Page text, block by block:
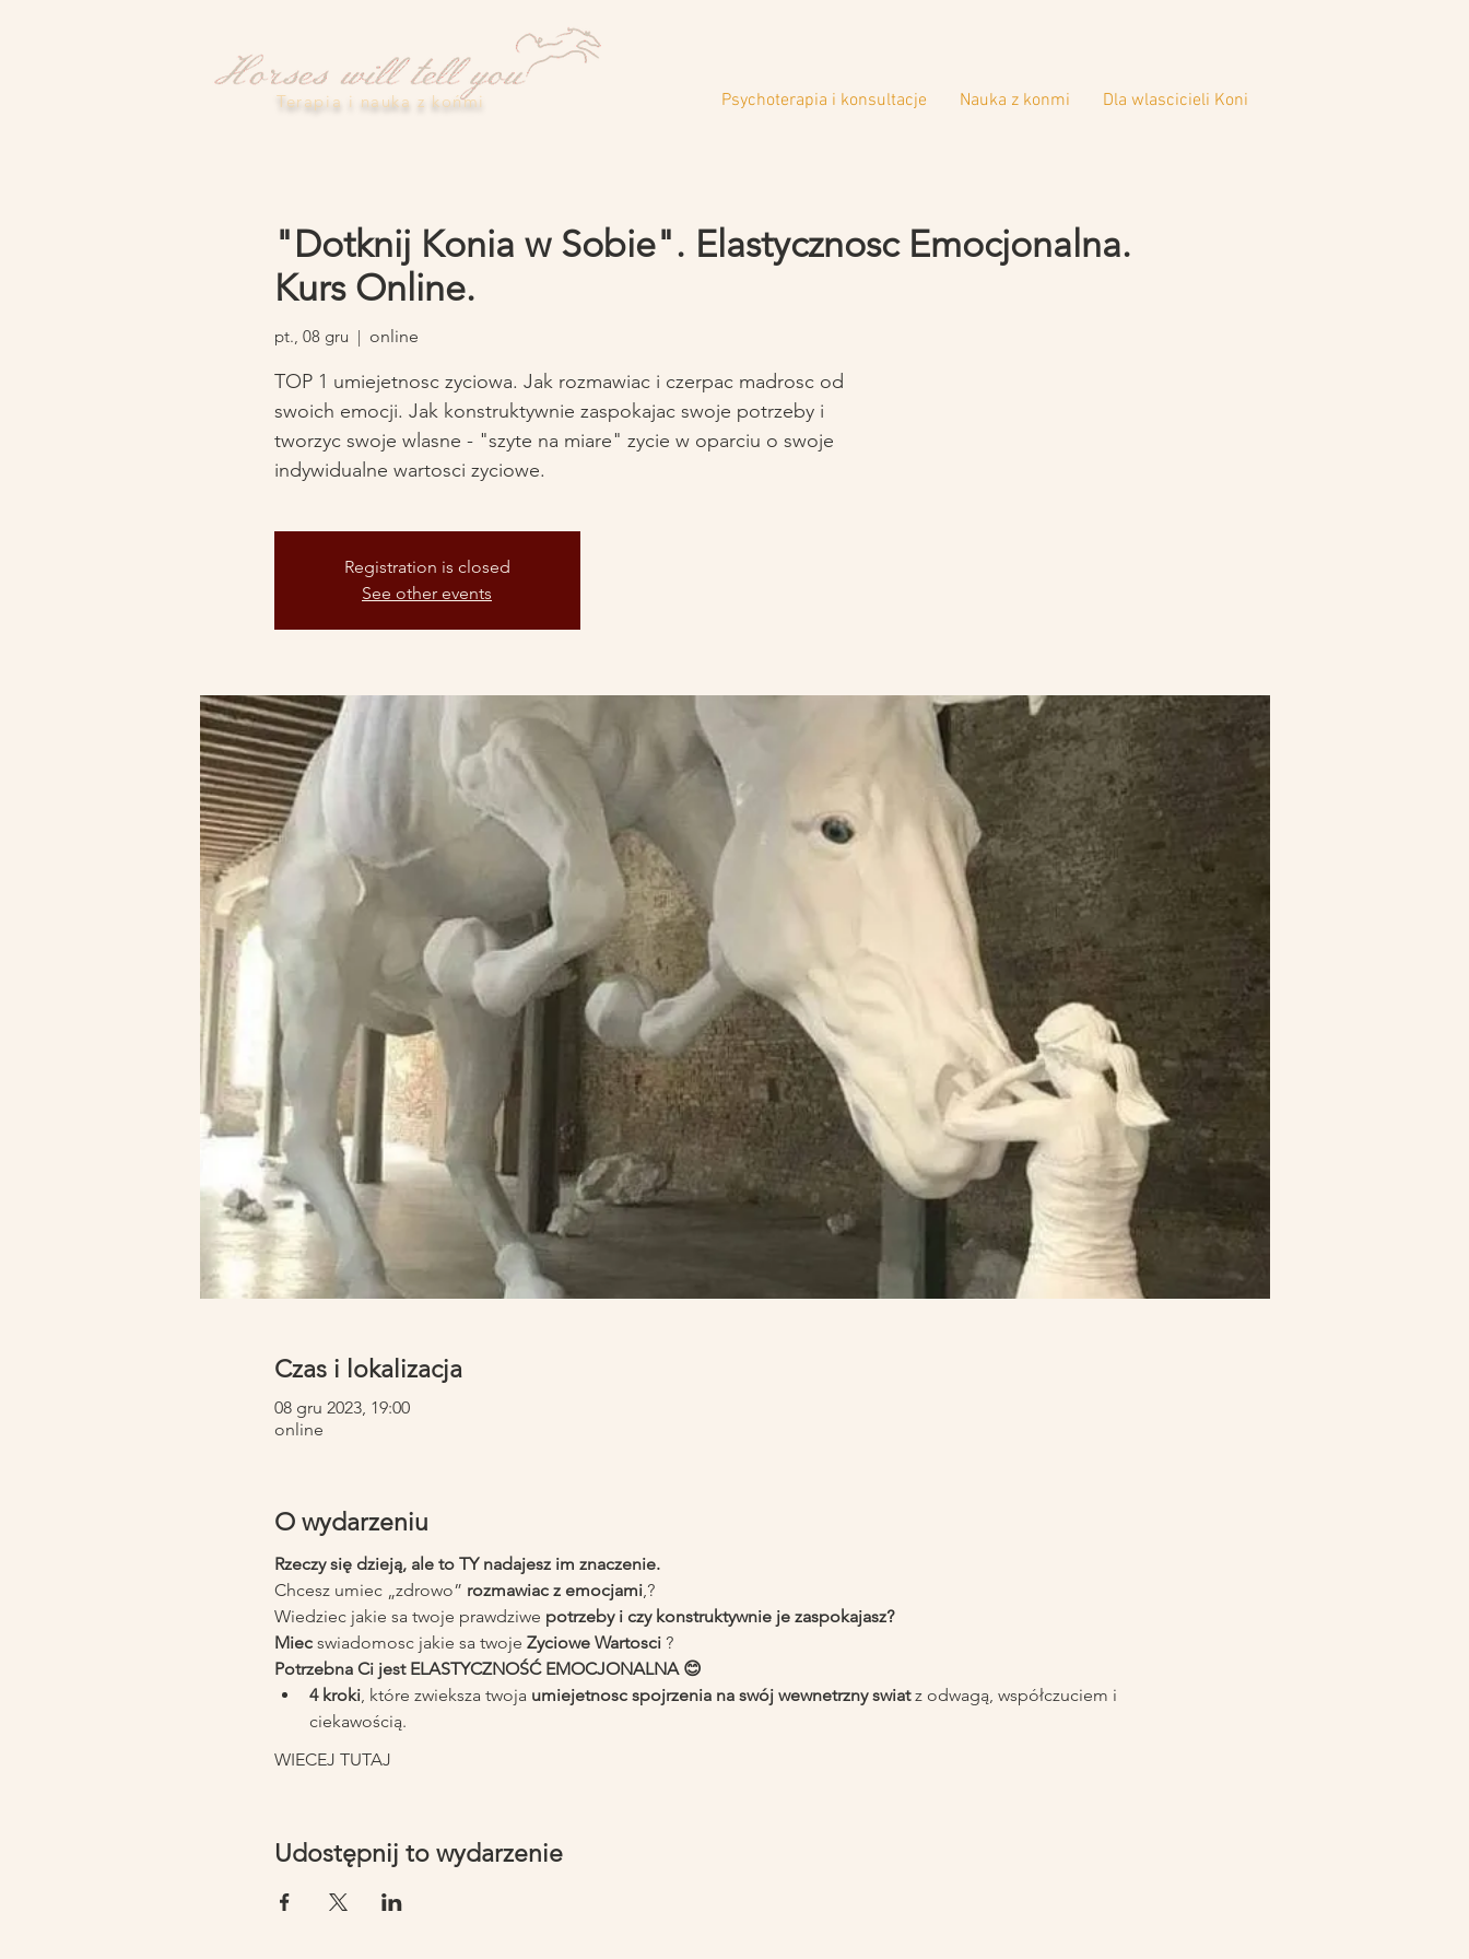
Terapia i nauka z końmi Psychoterapia i konsultacje Nauka z konmi Dla wlascicieli Koni
"Dotknij Konia w Sobie". Elastycznosc Emocjonalna.
Kurs Online.
pt., 08 gru
  |
online
TOP 1 umiejetnosc zyciowa. Jak rozmawiac i czerpac madrosc od
swoich emocji. Jak konstruktywnie zaspokajac swoje potrzeby i
tworzyc swoje wlasne - "szyte na miare" zycie w oparciu o swoje
indywidualne wartosci zyciowe.
Registration is closed
See other events
Czas i lokalizacja
08 gru 2023, 19:00
online
O wydarzeniu
Rzeczy się dzieją, ale to TY nadajesz im znaczenie.
Chcesz umiec „zdrowo” rozmawiac z emocjami,?
Wiedziec jakie sa twoje prawdziwe potrzeby i czy konstruktywnie je zaspokajasz?
Miec swiadomosc jakie sa twoje Zyciowe Wartosci ?
Potrzebna Ci jest ELASTYCZNOŚĆ EMOCJONALNA 😊
4 kroki, które zwieksza twoja umiejetnosc spojrzenia na swój wewnetrzny swiat z odwagą, współczuciem i
ciekawością.
WIECEJ TUTAJ
Udostępnij to wydarzenie